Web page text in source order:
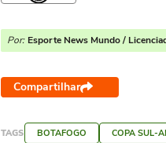
Por: Esporte News Mundo /
Compartilhar
TAGS BOTAFOGO COPA SUL-